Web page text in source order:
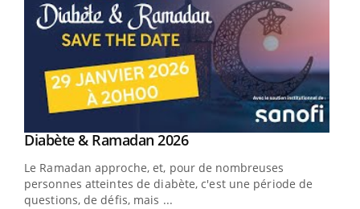
Youtube
Diabète & Ramadan 2026Youtube
Le Ramadan approche, et, pour de nombreuses
personnes atteintes de diabète, c'est une période de
questions, de défis, mais ...